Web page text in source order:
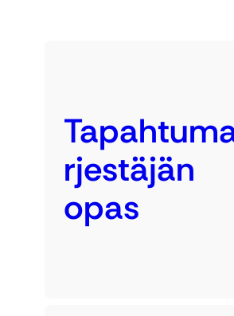
rjestäjän
opas